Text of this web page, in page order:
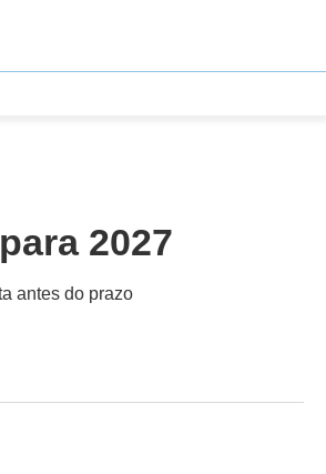
2027
antes do prazo